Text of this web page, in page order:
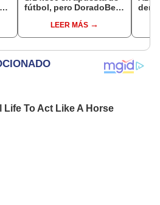
fútbol, pero DoradoBet
Indecopi multó a la
empresa con más de S/
LEER MÁS